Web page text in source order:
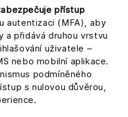
přístup
autentizaci (MFA), aby
a přidává druhou vrstvu
uživatele –
nebo mobilní aplikace.
podmíněného
s nulovou důvěrou,